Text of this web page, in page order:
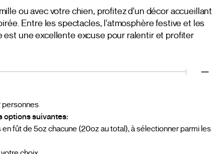
ou avec votre chien, profitez d'un décor accueillant
Entre les spectacles, l'atmosphère festive et les
une excellente excuse pour ralentir et profiter
personnes
options suivantes:
fût de 5oz chacune (20oz au total), à sélectionner parmi les